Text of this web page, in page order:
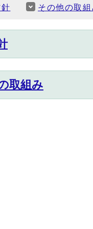
その他の取
取組み